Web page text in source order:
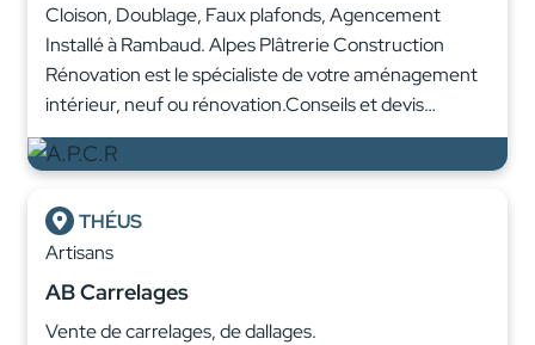
Cloison, Doublage, Faux plafonds, Agencement
Installé à Rambaud. Alpes Plâtrerie Construction
Rénovation est le spécialiste de votre aménagement
intérieur, neuf ou rénovation.Conseils et devis…
THÉUS
Artisans
AB Carrelages
Vente de carrelages, de dallages.